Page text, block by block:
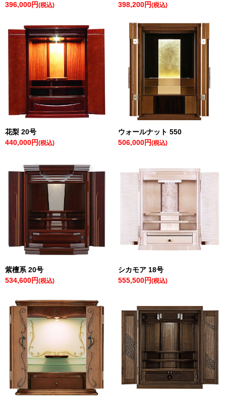
396,000円(税込)
398,200円(税込)
花梨 20号
440,000円(税込)
ウォールナット 550
506,000円(税込)
紫檀系 20号
534,600円(税込)
シカモア 18号
555,500円(税込)